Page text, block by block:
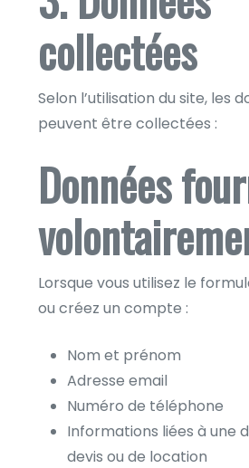
collectées
Selon l’utilisation du site, les
peuvent être collectées :
Données
Lorsque vous utilisez le
ou créez un compte :
Nom et prénom
Adresse email
Numéro de téléphone
Informations liées à une
devis ou de location